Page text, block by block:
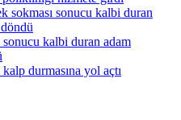
sokması sonucu kalbi duran
sonucu kalbi duran adam
durmasına yol açtı